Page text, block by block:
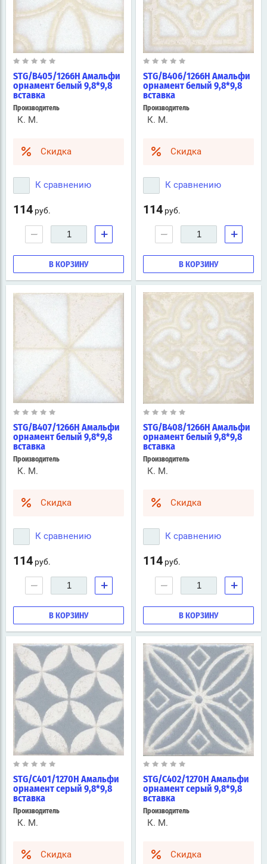
STG/B405/1266H Амальфи
орнамент белый 9,8*9,8
вставка
Производитель
К. М.
Скидка
К сравнению
114 руб.
− +
В КОРЗИНУ
STG/B406/1266H Амальфи
орнамент белый 9,8*9,8
вставка
Производитель
К. М.
Скидка
К сравнению
114 руб.
− +
В КОРЗИНУ
STG/B407/1266H Амальфи
орнамент белый 9,8*9,8
вставка
Производитель
К. М.
Скидка
К сравнению
114 руб.
− +
В КОРЗИНУ
STG/B408/1266H Амальфи
орнамент белый 9,8*9,8
вставка
Производитель
К. М.
Скидка
К сравнению
114 руб.
− +
В КОРЗИНУ
STG/C401/1270H Амальфи
орнамент серый 9,8*9,8
вставка
Производитель
К. М.
Скидка
STG/C402/1270H Амальфи
орнамент серый 9,8*9,8
вставка
Производитель
К. М.
Скидка